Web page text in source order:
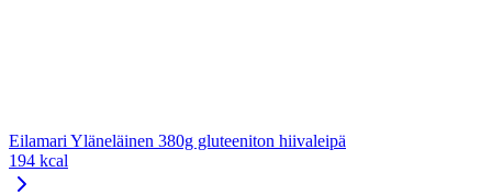
Eilamari Yläneläinen 380g gluteeniton hiivaleipä
194 kcal